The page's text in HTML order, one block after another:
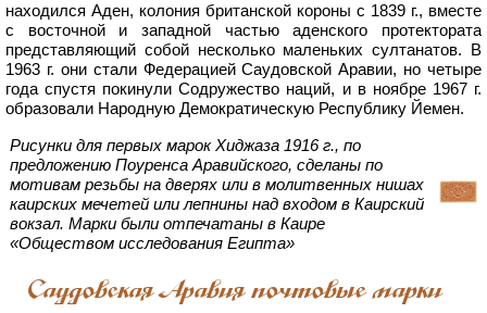
находился Аден, колония британской короны с 1839 г., вместе
с восточной и западной частью аденского протектората
представляющий собой несколько маленьких султанатов. В
1963 г. они стали Федерацией Саудовской Аравии, но четыре
года спустя покинули Содружество наций, и в ноябре 1967 г.
образовали Народную Демократическую Республику Йемен.
Рисунки для первых марок Хиджаза 1916 г., по
предложению Поуренса Аравийского, сделаны по
мотивам резьбы на дверях или в молитвенных нишах
каирских мечетей или лепнины над входом в Каирский
вокзал. Марки были отпечатаны в Каире
«Обществом исследования Египта»
Саудовская Аравия почтовые марки